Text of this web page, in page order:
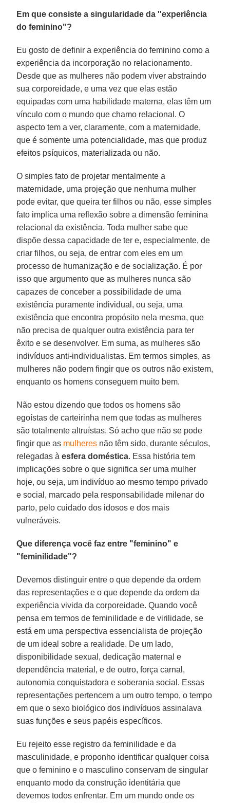
Em que consiste a singularidade da ''experiência
do feminino"?
Eu gosto de definir a experiência do feminino como a
experiência da incorporação no relacionamento.
Desde que as mulheres não podem viver abstraindo
sua corporeidade, e uma vez que elas estão
equipadas com uma habilidade materna, elas têm um
vínculo com o mundo que chamo relacional. O
aspecto tem a ver, claramente, com a maternidade,
que é somente uma potencialidade, mas que produz
efeitos psíquicos, materializada ou não.
O simples fato de projetar mentalmente a
maternidade, uma projeção que nenhuma mulher
pode evitar, que queira ter filhos ou não, esse simples
fato implica uma reflexão sobre a dimensão feminina
relacional da existência. Toda mulher sabe que
dispõe dessa capacidade de ter e, especialmente, de
criar filhos, ou seja, de entrar com eles em um
processo de humanização e de socialização. É por
isso que argumento que as mulheres nunca são
capazes de conceber a possibilidade de uma
existência puramente individual, ou seja, uma
existência que encontra propósito nela mesma, que
não precisa de qualquer outra existência para ter
êxito e se desenvolver. Em suma, as mulheres são
indivíduos anti-individualistas. Em termos simples, as
mulheres não podem fingir que os outros não existem,
enquanto os homens conseguem muito bem.
Não estou dizendo que todos os homens são
egoístas de carteirinha nem que todas as mulheres
são totalmente altruístas. Só acho que não se pode
fingir que as mulheres não têm sido, durante séculos,
relegadas àesfera doméstica. Essa história tem
implicações sobre o que significa ser uma mulher
hoje, ou seja, um indivíduo ao mesmo tempo privado
e social, marcado pela responsabilidade milenar do
parto, pelo cuidado dos idosos e dos mais
vulneráveis.
Que diferença você faz entre "feminino" e
"feminilidade"?
Devemos distinguir entre o que depende da ordem
das representações e o que depende da ordem da
experiência vivida da corporeidade. Quando você
pensa em termos de feminilidade e de virilidade, se
está em uma perspectiva essencialista de projeção
de um ideal sobre a realidade. De um lado,
disponibilidade sexual, dedicação maternal e
dependência material, e de outro, força carnal,
autonomia conquistadora e soberania social. Essas
representações pertencem a um outro tempo, o tempo
em que o sexo biológico dos indivíduos assinalava
suas funções e seus papéis específicos.
Eu rejeito esse registro da feminilidade e da
masculinidade, e proponho identificar qualquer coisa
que o feminino e o masculino conservam de singular
enquanto modo da construção identitária que
devemos todos enfrentar. Em um mundo onde os